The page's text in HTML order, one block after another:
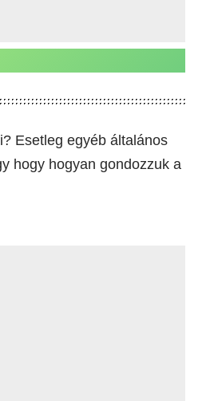
Esetleg egyéb általános
hogy hogyan gondozzuk a